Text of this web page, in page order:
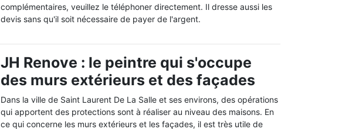
complémentaires, veuillez le téléphoner directement. Il dresse aussi les
devis sans qu'il soit nécessaire de payer de l'argent.
JH Renove : le peintre qui s'occupe
des murs extérieurs et des façades
Dans la ville de Saint Laurent De La Salle et ses environs, des opérations
qui apportent des protections sont à réaliser au niveau des maisons. En
ce qui concerne les murs extérieurs et les façades, il est très utile de